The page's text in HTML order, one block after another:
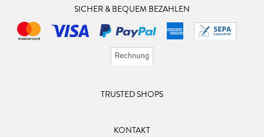
SICHER & BEQUEM BEZAHLEN
TRUSTED SHOPS
KONTAKT